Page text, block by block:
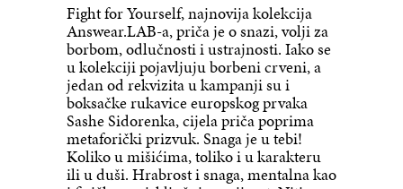
Fight for Yourself, najnovija kolekcija
Answear.LAB-a, priča je o snazi, volji za
borbom, odlučnosti i ustrajnosti. Iako se
u kolekciji pojavljuju borbeni crveni, a
jedan od rekvizita u kampanji su i
boksačke rukavice europskog prvaka
Sashe Sidorenka, cijela priča poprima
metaforički prizvuk. Snaga je u tebi!
Koliko u mišićima, toliko i u karakteru
ili u duši. Hrabrost i snaga, mentalna kao